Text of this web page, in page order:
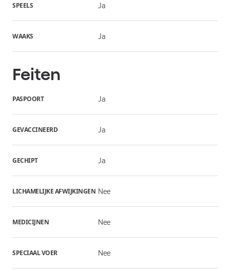
SPEELS Ja
WAAKS Ja
Feiten
PASPOORT Ja
GEVACCINEERD Ja
GECHIPT Ja
LICHAMELIJKE AFWIJKINGEN Nee
MEDICIJNEN Nee
SPECIAAL VOER Nee